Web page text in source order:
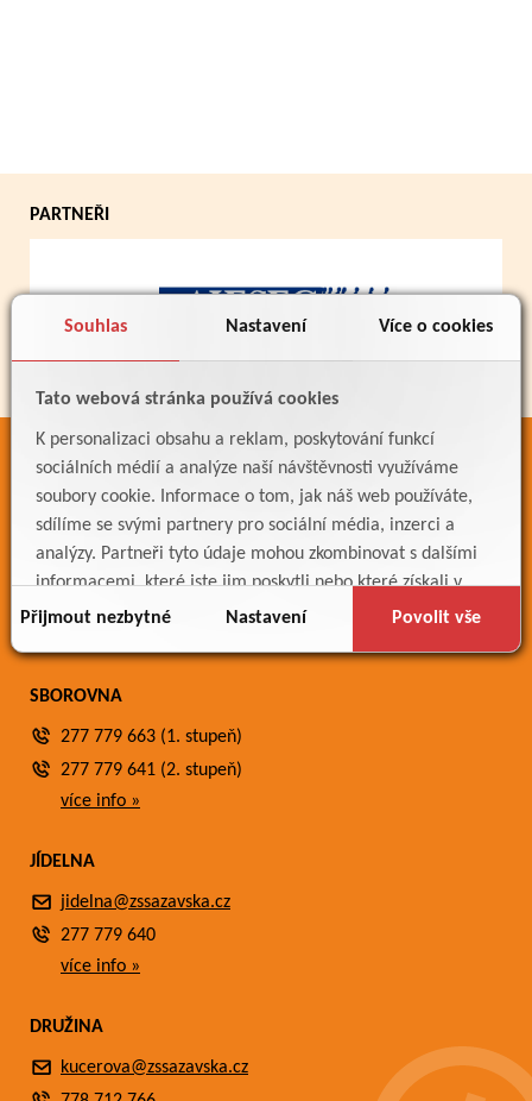
Souhlas Nastavení Více o cookies
Tato webová stránka používá cookies
K personalizaci obsahu a reklam, poskytování funkcí
sociálních médií a analýze naší návštěvnosti využíváme
soubory cookie. Informace o tom, jak náš web používáte,
sdílíme se svými partnery pro sociální média, inzerci a
analýzy. Partneři tyto údaje mohou zkombinovat s dalšími
informacemi, které jste jim poskytli nebo které získali v
důsledku toho, že používáte jejich služby.
Přijmout nezbytné Nastavení Povolit vše
PARTNEŘI
ODKAZY
Bakaláři
Jídelníček
Meteostanice
SBOROVNA
277 779 663 (1. stupeň)
277 779 641 (2. stupeň)
více info »
JÍDELNA
jidelna@zssazavska.cz
277 779 640
více info »
DRUŽINA
kucerova@zssazavska.cz